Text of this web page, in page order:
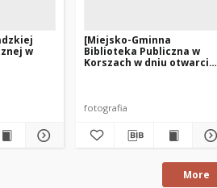
w
[Miejsko-Gminna
Biblioteka Publiczna w
Korszach w dniu otwarcia.
fotografia
More